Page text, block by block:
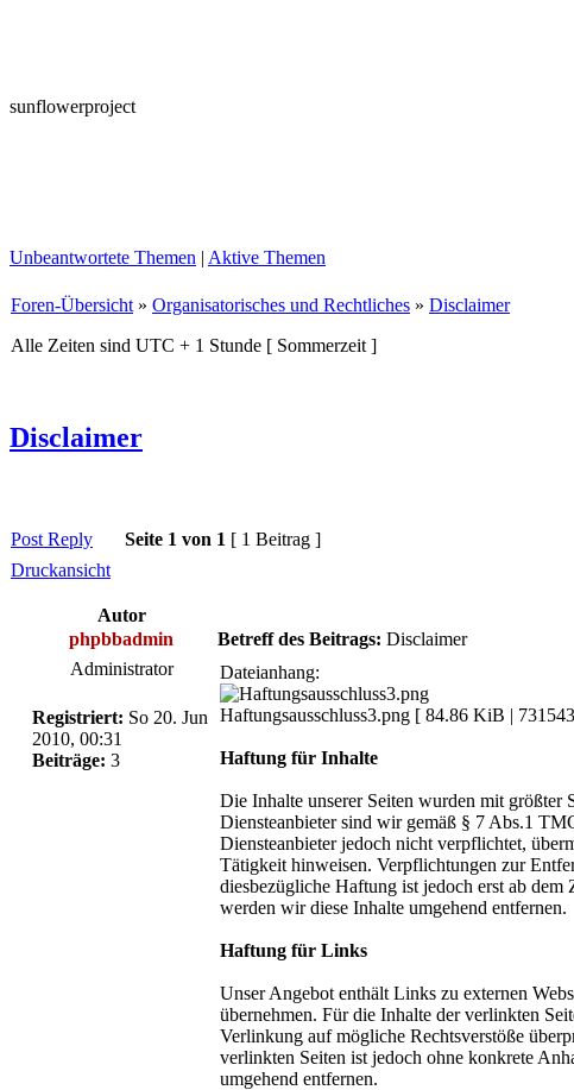
sunflowerproject
Unbeantwortete Themen | Aktive Themen
Foren-Übersicht » Organisatorisches und Rechtliches » Disclaimer
Alle Zeiten sind UTC + 1 Stunde [ Sommerzeit ]
Disclaimer
Post Reply Seite 1 von 1 [ 1 Beitrag ]
Druckansicht
Autor
phpbbadmin
Betreff des Beitrags: Disclaimer
Administrator
Registriert: So 20. Jun
2010, 00:31
Beiträge: 3
Dateianhang:
Haftungsausschluss3.png [ 84.86 KiB |
Haftung für Inhalte
Die Inhalte unserer Seiten wurden mit
Diensteanbieter sind wir gemäß § 7 Abs.1
Diensteanbieter jedoch nicht verpflichtet,
Tätigkeit hinweisen. Verpflichtungen zur
diesbezügliche Haftung ist jedoch erst ab
werden wir diese Inhalte umgehend entfernen.
Haftung für Links
Unser Angebot enthält Links zu externen
übernehmen. Für die Inhalte der verlinkten
Verlinkung auf mögliche Rechtsverstöße
verlinkten Seiten ist jedoch ohne konkrete
umgehend entfernen.